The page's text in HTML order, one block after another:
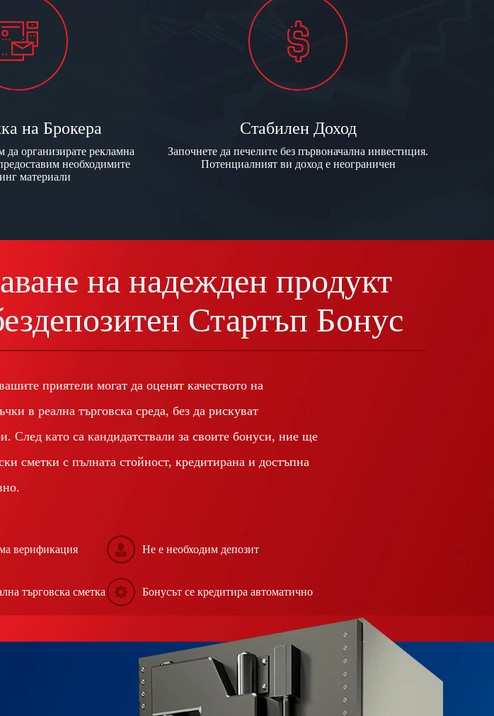
на Брокера
организирате рекламна
необходимите
материали
Стабилен Доход
Започнете да печелите без първоначална инвестиция.
Потенциалният ви доход е неограничен
на надежден продукт
Стартъп Бонус
приятели могат да оценят качеството на
в реална търговска среда, без да рискуват
След като са кандидатствали за своите бонуси, ние ще
сметки с пълната стойност, кредитирана и достъпна
верификация Не е необходим депозит
търговска сметка Бонусът се кредитира автоматично